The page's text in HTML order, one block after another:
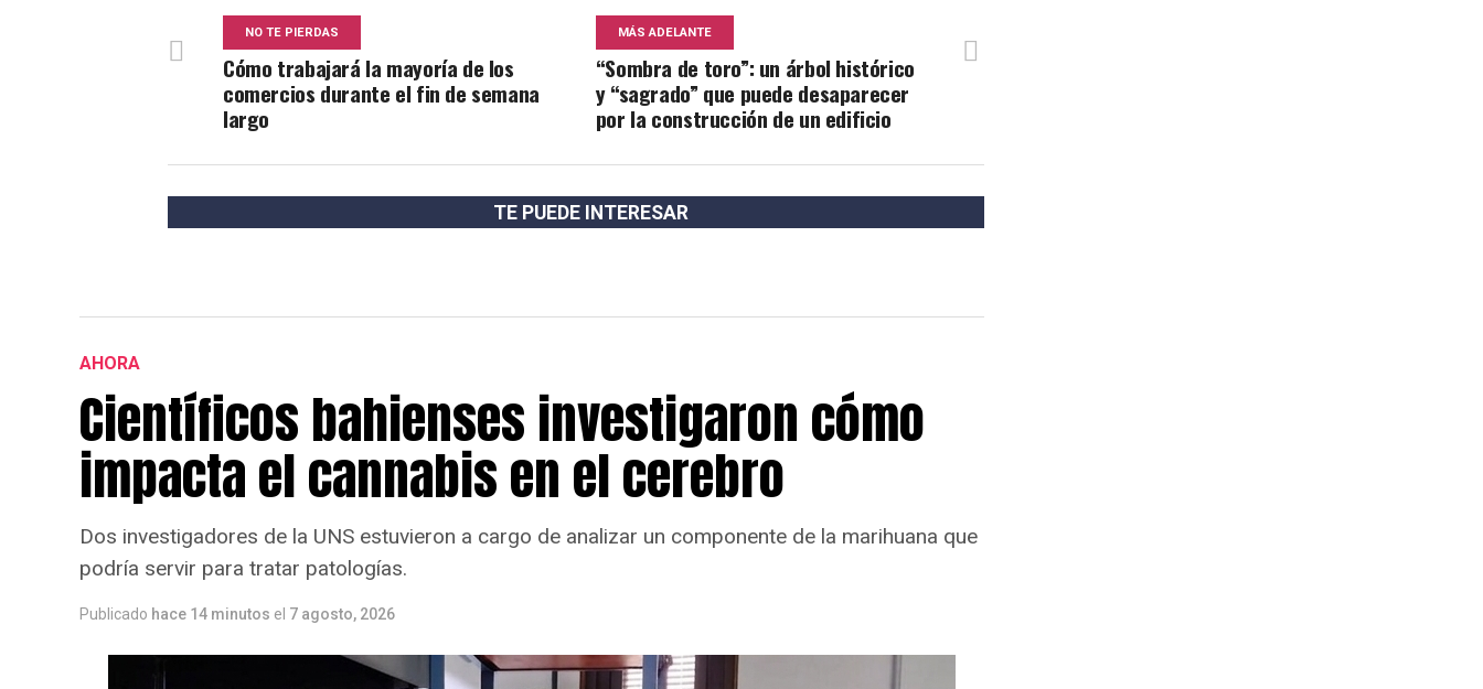
MÁS ADELANTE
“Sombra de toro”: un árbol histórico
y “sagrado” que puede desaparecer
por la construcción de un edificio
NO TE PIERDAS
Cómo trabajará la mayoría de los
comercios durante el fin de semana
largo
TE PUEDE INTERESAR
AHORA
Científicos bahienses investigaron cómo
impacta el cannabis en el cerebro
Dos investigadores de la UNS estuvieron a cargo de analizar un componente de la marihuana que
podría servir para tratar patologías.
Publicado hace 14 minutos el 7 agosto, 2026